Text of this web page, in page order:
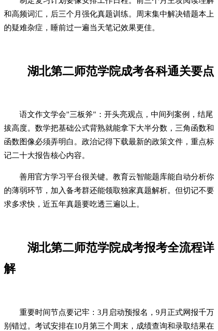
和高频词汇，后三个月强化真题训练。周末集中解决错题本上
的疑难杂症，睡前过一遍当天笔记效果更佳。
湖北第二师范学院成考各科通关要点
语文作文学会"三板斧"：开头亮观点，中间列案例，结尾
拔高度。数学把基础公式背熟就能拿下大半分数，三角函数和
函数图像必须弄明白。政治记得下载最新的政策文件，重点标
记二十大报告核心内容。
善用官方学习平台很关键。教育云智能题库能自动分析你
的薄弱环节，加入备考群还能领取独家真题解析。但切记不要
求多求快，近五年真题要吃透三遍以上。
湖北第二师范学院成考报考全流程详
解
重要时间节点要记牢：3月启动预报名，9月正式网报千万
别错过。考试安排在10月第三个周末，成绩查询和录取结果在